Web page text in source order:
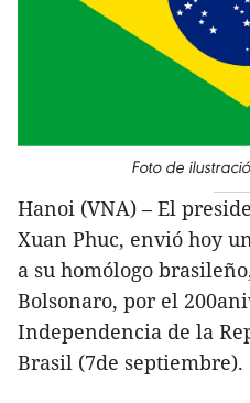
Foto de
Hanoi (VNA) – El
Xuan Phuc, envió hoy
a su homólogo
Bolsonaro, por el
Independencia de la
Brasil (7de septiembre).